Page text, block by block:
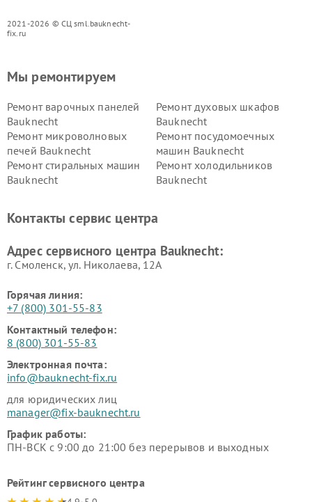
2021-2026 © СЦ sml.bauknecht-
fix.ru
Мы ремонтируем
Ремонт варочных панелей
Bauknecht
Ремонт духовых шкафов
Bauknecht
Ремонт микроволновых
печей Bauknecht
Ремонт посудомоечных
машин Bauknecht
Ремонт стиральных машин
Bauknecht
Ремонт холодильников
Bauknecht
Контакты сервис центра
Адрес сервисного центра Bauknecht:
г. Смоленск, ул. Николаева, 12А
Горячая линия:
+7 (800) 301-55-83
Контактный телефон:
8 (800) 301-55-83
Электронная почта:
info@bauknecht-fix.ru
для юридических лиц
manager@fix-bauknecht.ru
График работы:
ПН-ВСК с 9:00 до 21:00 без перерывов и выходных
Рейтинг сервисного центра